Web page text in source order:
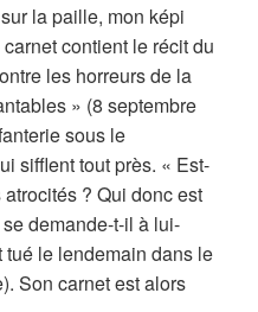
la paille, mon képi
contient le récit du
les horreurs de la
» (8 septembre
sous le
sifflent tout près. « Est-
? Qui donc est
demande-t-il à lui-
tué le lendemain dans le
Son carnet est alors